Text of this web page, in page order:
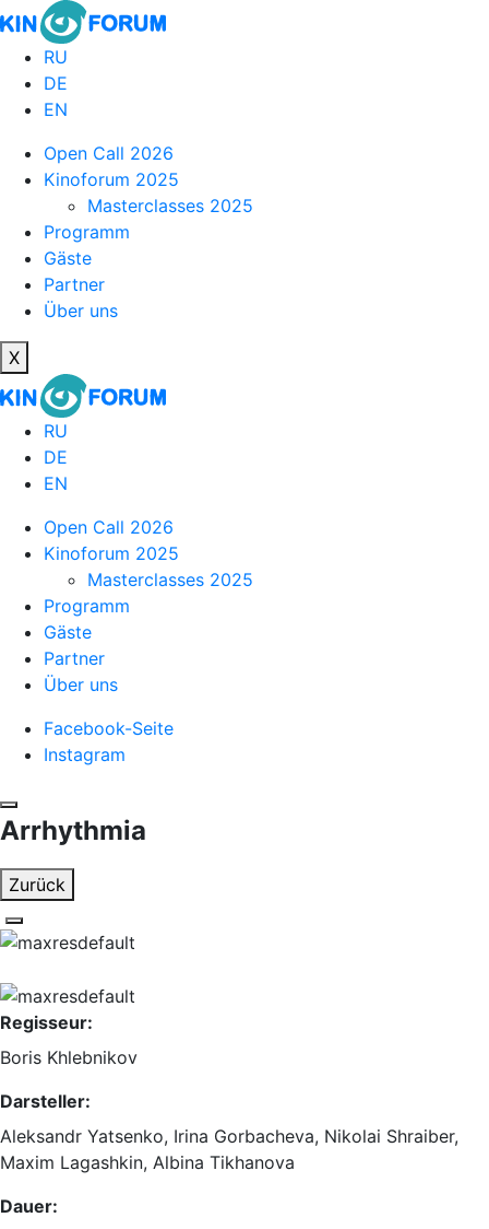
RU
DE
EN
Open Call 2026
Kinoforum 2025
Masterclasses 2025
Programm
Gäste
Partner
Über uns
X
RU
DE
EN
Open Call 2026
Kinoforum 2025
Masterclasses 2025
Programm
Gäste
Partner
Über uns
Facebook-Seite
Instagram
Arrhythmia
Zurück
Regisseur:
Boris Khlebnikov
Darsteller:
Aleksandr Yatsenko, Irina Gorbacheva, Nikolai Shraiber,
Maxim Lagashkin, Albina Tikhanova
Dauer: